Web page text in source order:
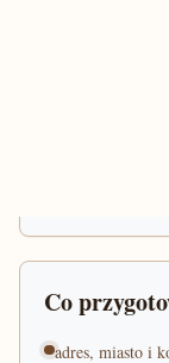
Co
adres, miasto i